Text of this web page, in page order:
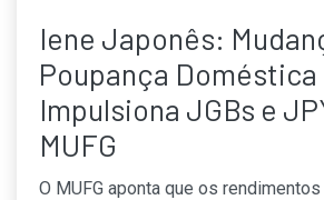
Iene Japonês:
Poupança Doméstica
Impulsiona JGBs e
MUFG
O MUFG aponta que os